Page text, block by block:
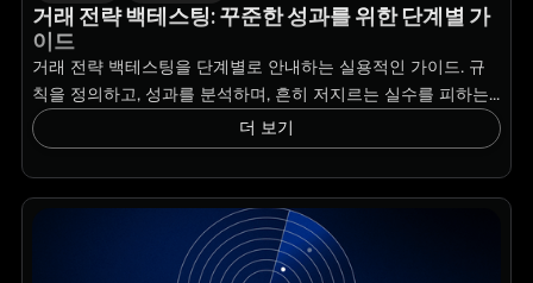
거래 전략 백테스팅: 꾸준한 성과를 위한 단계별 가
이드
거래 전략 백테스팅을 단계별로 안내하는 실용적인 가이드. 규
칙을 정의하고, 성과를 분석하며, 흔히 저지르는 실수를 피하는...
더 보기